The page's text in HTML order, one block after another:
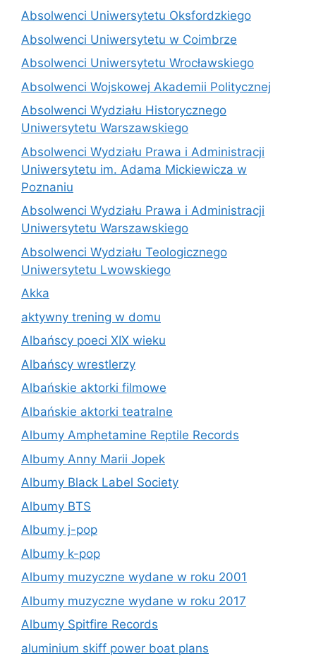
Absolwenci Uniwersytetu Oksfordzkiego
Absolwenci Uniwersytetu w Coimbrze
Absolwenci Uniwersytetu Wrocławskiego
Absolwenci Wojskowej Akademii Politycznej
Absolwenci Wydziału Historycznego
Uniwersytetu Warszawskiego
Absolwenci Wydziału Prawa i Administracji
Uniwersytetu im. Adama Mickiewicza w
Poznaniu
Absolwenci Wydziału Prawa i Administracji
Uniwersytetu Warszawskiego
Absolwenci Wydziału Teologicznego
Uniwersytetu Lwowskiego
Akka
aktywny trening w domu
Albańscy poeci XIX wieku
Albańscy wrestlerzy
Albańskie aktorki filmowe
Albańskie aktorki teatralne
Albumy Amphetamine Reptile Records
Albumy Anny Marii Jopek
Albumy Black Label Society
Albumy BTS
Albumy j-pop
Albumy k-pop
Albumy muzyczne wydane w roku 2001
Albumy muzyczne wydane w roku 2017
Albumy Spitfire Records
aluminium skiff power boat plans